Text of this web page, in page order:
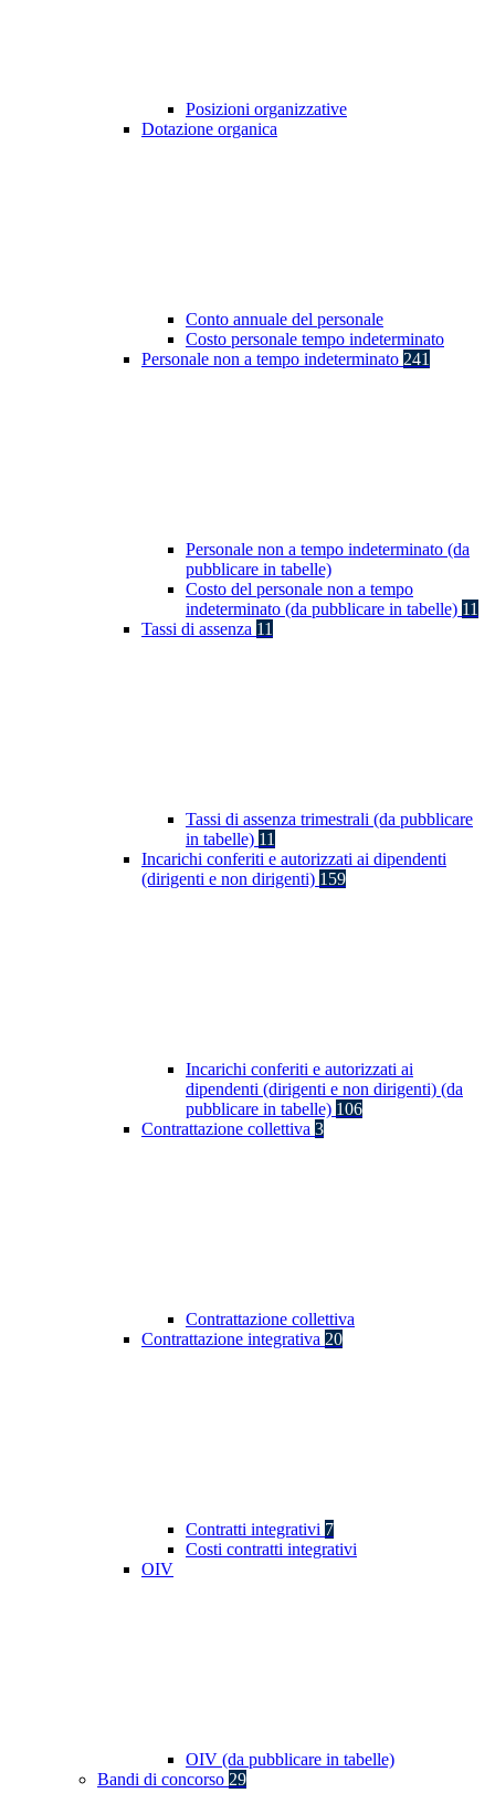
Posizioni organizzative
Dotazione organica
Conto annuale del personale
Costo personale tempo indeterminato
Personale non a tempo indeterminato 241
Personale non a tempo indeterminato (da
pubblicare in tabelle)
Costo del personale non a tempo
indeterminato (da pubblicare in tabelle) 11
Tassi di assenza 11
Tassi di assenza trimestrali (da pubblicare
in tabelle) 11
Incarichi conferiti e autorizzati ai dipendenti
(dirigenti e non dirigenti) 159
Incarichi conferiti e autorizzati ai
dipendenti (dirigenti e non dirigenti) (da
pubblicare in tabelle) 106
Contrattazione collettiva 3
Contrattazione collettiva
Contrattazione integrativa 20
Contratti integrativi 7
Costi contratti integrativi
OIV
OIV (da pubblicare in tabelle)
Bandi di concorso 29